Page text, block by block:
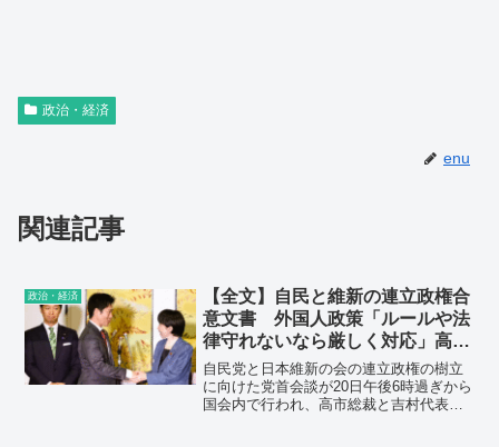
政治・経済
enu
関連記事
政治・経済
【全文】自民と維新の連立政権合
意文書 外国人政策「ルールや法
律守れないなら厳しく対応」高校
や給食無償化も
自民党と日本維新の会の連立政権の樹立
に向けた党首会談が20日午後6時過ぎから
国会内で行われ、高市総裁と吉村代表が